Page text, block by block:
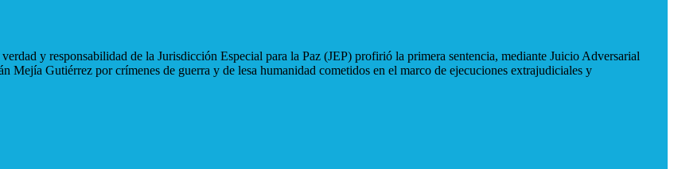
y responsabilidad de la Jurisdicción Especial para la Paz (JEP) profirió la primera sentencia, mediante Juicio Adversarial
Gutiérrez por crímenes de guerra y de lesa humanidad cometidos en el marco de ejecuciones extrajudiciales y